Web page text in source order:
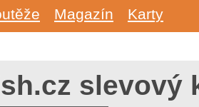
Magazín Karty
slevový